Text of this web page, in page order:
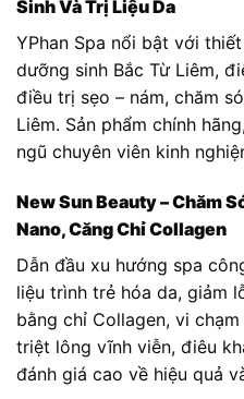
Sinh Và Trị Liệu Da
YPhan Spa nổi bật với
dưỡng sinh Bắc Từ Liêm,
điều trị sẹo – nám, chăm
Liêm. Sản phẩm chính
ngũ chuyên viên kinh
New Sun Beauty – Chăm
Nano, Căng Chỉ Collagen
Dẫn đầu xu hướng spa
liệu trình trẻ hóa da, giảm
bằng chỉ Collagen, vi
triệt lông vĩnh viễn, điêu
đánh giá cao về hiệu quả